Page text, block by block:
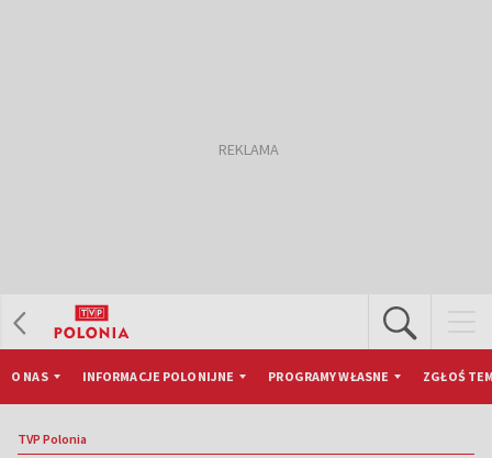
O NAS INFORMACJE POLONIJNE PROGRAMY WŁASNE ZGŁOŚ
TVP Polonia